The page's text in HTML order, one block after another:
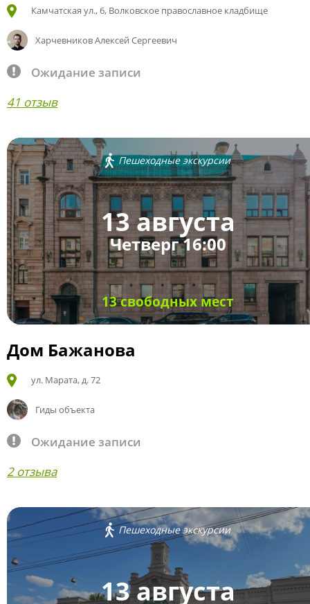
Камчатская ул., 6, Волковское православное кладбище
Харчевников Алексей Сергеевич
Ожидание записи
41 отзыв
Пешеходные экскурсии
13 августа
Четверг 16:00
13 свободных мест
Дом Бажанова
ул. Марата, д. 72
Гиды объекта
Ожидание записи
2 отзыва
Пешеходные экскурсии
13 августа